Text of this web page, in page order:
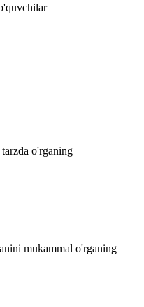
o'rganing
mukammal o'rganing